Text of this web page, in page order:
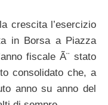
crescita l’esercizio
in Borsa a Piazza
fiscale Ã¨ stato
consolidato che, a
anno su anno del